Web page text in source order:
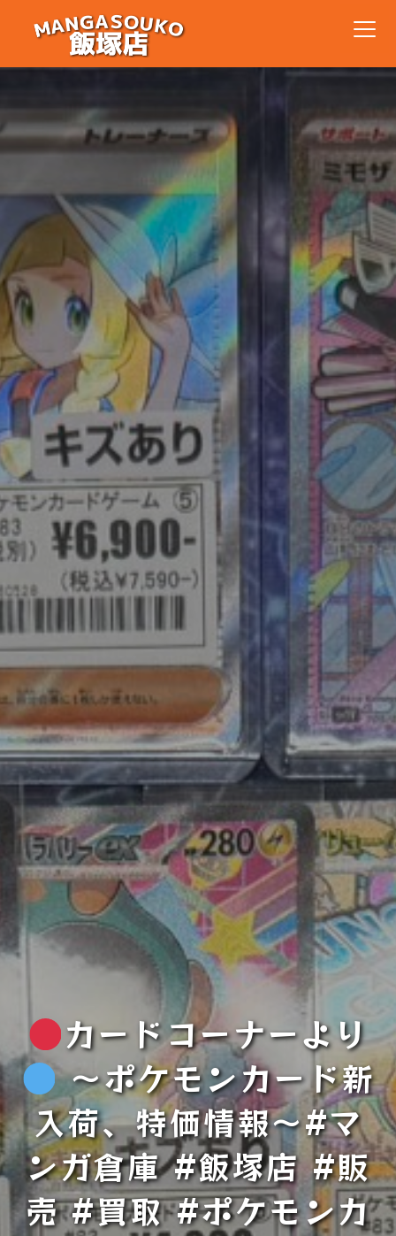
カードコーナーより
〜ポケモンカード新
入荷、特価情報〜#マ
ンガ倉庫 #飯塚店 #販
売 #買取 #ポケモンカ